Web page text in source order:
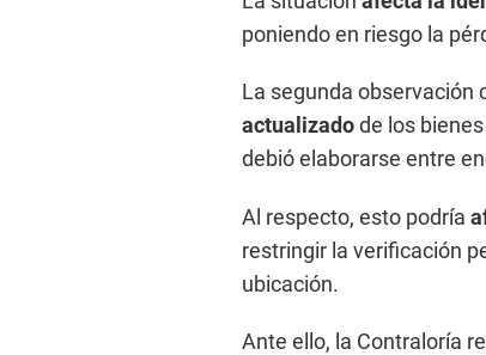
poniendo en riesgo la
La segunda observación
actualizadode los
debió elaborarse entre
Al respecto, esto podría
restringir la verificación
ubicación.
Ante ello, la Contraloría